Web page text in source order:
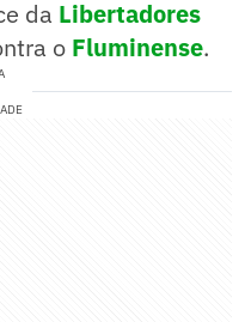
da Libertadores
o Fluminense.